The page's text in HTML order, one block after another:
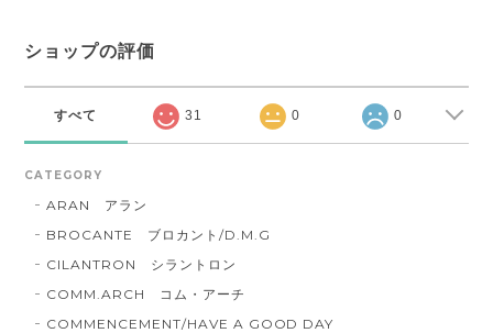
ショップの評価
すべて 31 0 0
CATEGORY
ARAN アラン
BROCANTE ブロカント/D.M.G
CILANTRON シラントロン
COMM.ARCH コム・アーチ
COMMENCEMENT/HAVE A GOOD DAY